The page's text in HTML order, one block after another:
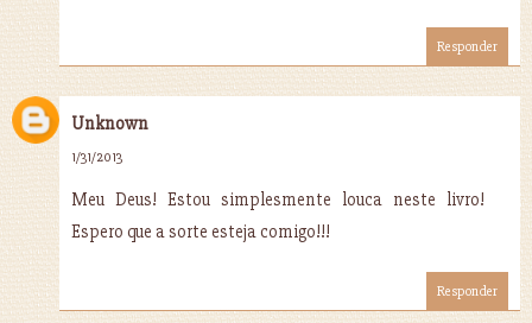
Responder
Unknown
1/31/2013
Meu Deus! Estou simplesmente louca neste livro!
Espero que a sorte esteja comigo!!!
Responder